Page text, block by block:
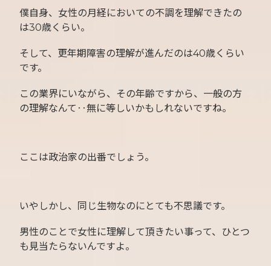
僕自身、女性の月経においての不調を理解できたの
は30歳くらい。
そして、更年期障害の理解が進んだのは40歳くらい
です。
この業界にいながら、その年齢ですから、一般の方
の理解なんて‥無に等しいかもしれないですね。
ここは政治家の出番でしょう。
いやしかし、同じ生物なのにとても不思議です。
男性のことで女性に理解して頂きたい事って、ひとつ
も見当たらないんですよ。